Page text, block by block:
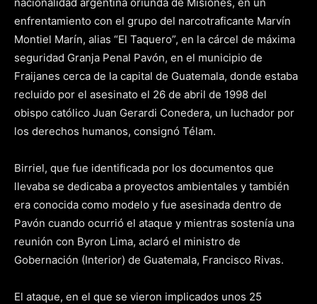
enfrentamiento con el grupo del narcotraficante Marvín
Montiel Marín, alias “El Taquero”, en la cárcel de máxima
seguridad Granja Penal Pavón, en el municipio de
Fraijanes cerca de la capital de Guatemala, donde estaba
recluido por el asesinato el 26 de abril de 1998 del
obispo católico Juan Gerardi Conedera, un luchador por
los derechos humanos, consignó Télam.
Birriel, que fue identificada por los documentos que
llevaba se dedicaba a proyectos ambientales y también
era conocida como modelo y fue asesinada dentro de
Pavón cuando ocurrió el ataque y mientras sostenía una
reunión con Byron Lima, aclaró el ministro de
Gobernación (Interior) de Guatemala, Francisco Rivas.
El ataque, en el que se vieron implicados unos 25